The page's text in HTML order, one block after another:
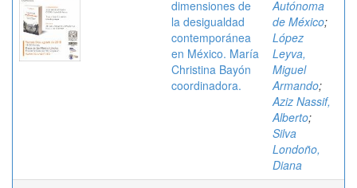
dimensiones de
la desigualdad
contemporánea
en México. María
Christina Bayón
coordinadora.
Autónoma
de México;
López
Leyva,
Miguel
Armando;
Aziz Nassif,
Alberto;
Silva
Londoño,
Diana